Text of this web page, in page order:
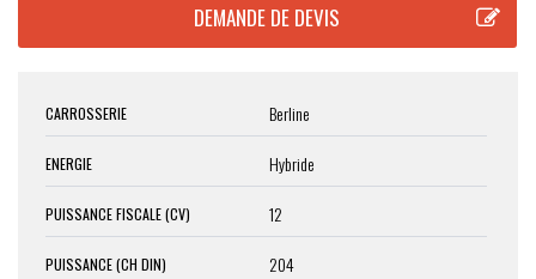
CARROSSERIE Berline
ENERGIE Hybride
PUISSANCE FISCALE (CV) 12
PUISSANCE (CH DIN) 204